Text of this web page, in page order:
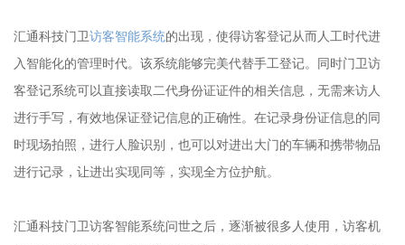
汇通科技门卫访客智能系统的出现，使得访客登记从而人工时代进
入智能化的管理时代。该系统能够完美代替手工登记。同时门卫访
客登记系统可以直接读取二代身份证证件的相关信息，无需来访人
进行手写，有效地保证登记信息的正确性。在记录身份证信息的同
时现场拍照，进行人脸识别，也可以对进出大门的车辆和携带物品
进行记录，让进出实现同等，实现全方位护航。
汇通科技门卫访客智能系统问世之后，逐渐被很多人使用，访客机